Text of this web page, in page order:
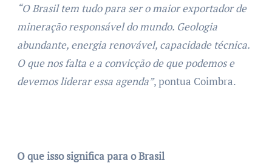
“O Brasil tem tudo para ser o maior exportador de
mineração responsável do mundo. Geologia
abundante, energia renovável, capacidade técnica.
O que nos falta e a convicção de que podemos e
devemos liderar essa agenda”, pontua Coimbra.
O que isso significa para o Brasil